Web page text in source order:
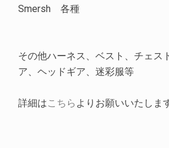
Smersh 各種
その他ハーネス、ベスト、チェス
ア、ヘッドギア、迷彩服等
詳細はこちら よりお願いいたしま